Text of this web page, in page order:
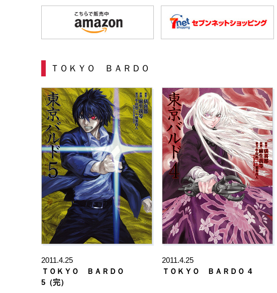
ＴＯＫＹＯ ＢＡＲＤＯ
2011.4.25
ＴＯＫＹＯ ＢＡＲＤＯ
5（完）
2011.4.25
ＴＯＫＹＯ ＢＡＲＤＯ 4